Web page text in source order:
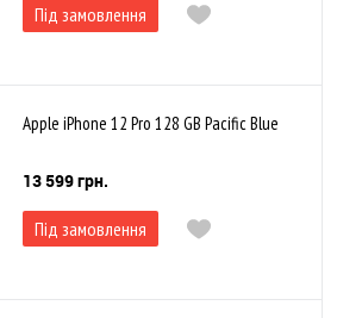
Під замовлення
Apple iPhone 12 Pro 128 GB Pacific Blue
13 599 грн.
Під замовлення